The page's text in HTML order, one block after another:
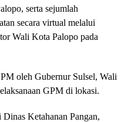
serta sejumlah
secara virtual melalui
Wali Kota Palopo pada
oleh Gubernur Sulsel, Wali
GPM di lokasi.
Ketahanan Pangan,